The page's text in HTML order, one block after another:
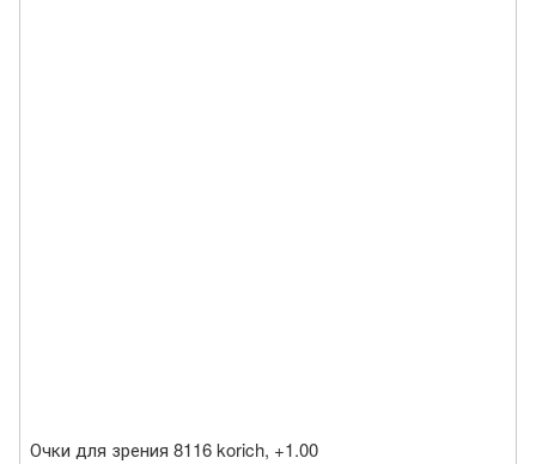
Очки для зрения 8116 korich, +1.00